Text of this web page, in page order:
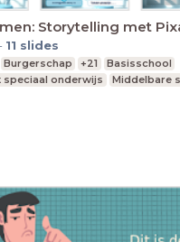
Storytelling met
11 slides
Burgerschap +21
Basisschool
speciaal onderwijs
Middelbare